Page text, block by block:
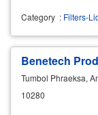
Category : Filters-
Benetech
Tumbol Phraeksa,
10280